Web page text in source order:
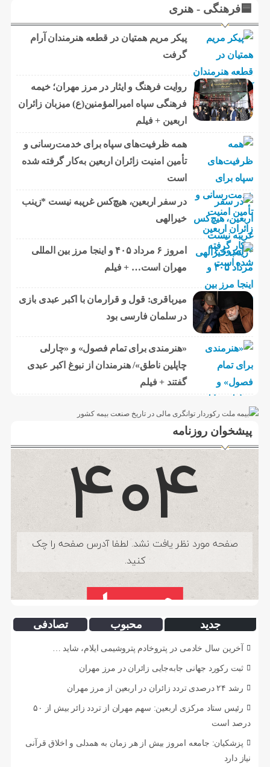
🟦فرهنگی - هنری
پیکر مریم همتیان در قطعه هنرمندان آرام
گرفت
روایت فرهنگ و ایثار در مرز مهران؛ خیمه
فرهنگی سپاه امیرالمؤمنین(ع) میزبان زائران
اربعین + فیلم
همه ظرفیت‌های سپاه برای خدمت‌رسانی و
تأمین امنیت زائران اربعین به‌کار گرفته شده
است
در سفر اربعین، هیچ‌کس غریبه نیست *زینب
خیرالهی
امروز ۶ مرداد ۴۰۵ و اینجا مرز بین المللی
مهران است… + فیلم
میرباقری: قول و قرارمان با اکبر عبدی بازی
در سلمان فارسی بود
«هنرمندی برای تمام فصول» و «چارلی
چاپلین ناطق»/ هنرمندان از نبوغ اکبر عبدی
گفتند + فیلم
پیشخوان روزنامه
جدید محبوب تصادفی
آخرین سال خادمی در پتروخادم پتروشیمی ایلام، شاید …
ثبت رکورد جهانی جابه‌جایی زائران در مرز مهران
رشد ۲۴ درصدی تردد زائران در اربعین از مرز مهران
رئیس ستاد مرکزی اربعین: سهم مهران از تردد زائر بیش از ۵۰
درصد است
پزشکیان: جامعه امروز بیش از هر زمان به همدلی و اخلاق قرآنی
نیاز دارد